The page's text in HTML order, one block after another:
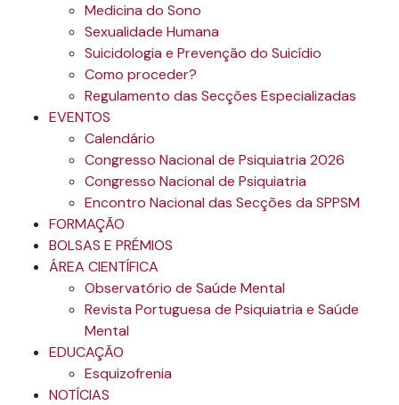
Medicina do Sono
Sexualidade Humana
Suicidologia e Prevenção do Suicídio
Como proceder?
Regulamento das Secções Especializadas
EVENTOS
Calendário
Congresso Nacional de Psiquiatria 2026
Congresso Nacional de Psiquiatria
Encontro Nacional das Secções da SPPSM
FORMAÇÃO
BOLSAS E PRÉMIOS
ÁREA CIENTÍFICA
Observatório de Saúde Mental
Revista Portuguesa de Psiquiatria e Saúde
Mental
EDUCAÇÃO
Esquizofrenia
NOTÍCIAS